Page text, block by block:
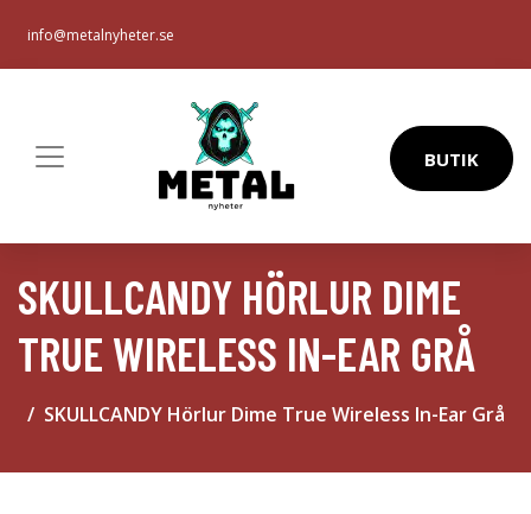
info@metalnyheter.se
BUTIK
SKULLCANDY HÖRLUR DIME
TRUE WIRELESS IN-EAR GRÅ
SKULLCANDY Hörlur Dime True Wireless In-Ear Grå